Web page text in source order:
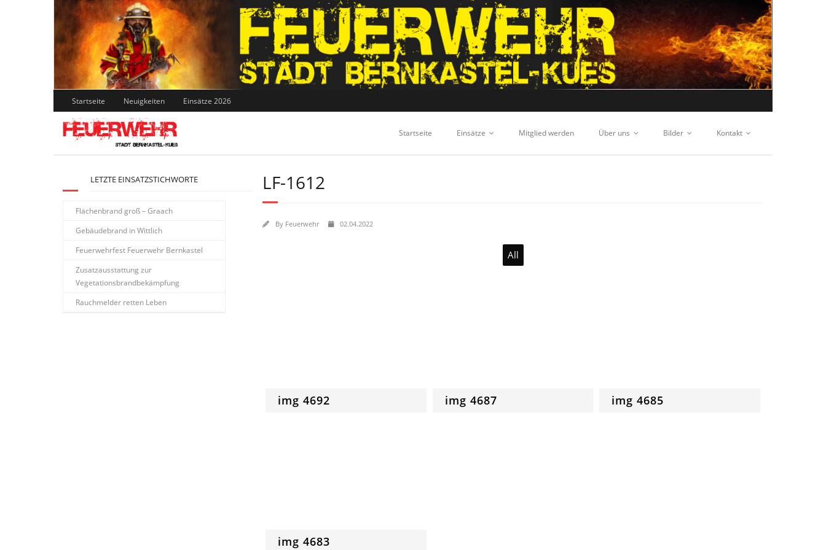
Skip
to
content
Startseite Neuigkeiten Einsätze 2026
Startseite Einsätze Mitglied werden Über uns Bilder Kontakt
LF-1612
By Feuerwehr 02.04.2022
All
img 4692
img 4683
img 4687 img 4685
LETZTE EINSATZSTICHWORTE
Flächenbrand groß – Graach
Gebäudebrand in Wittlich
Feuerwehrfest Feuerwehr Bernkastel
Zusatzausstattung zur
Vegetationsbrandbekämpfung
Rauchmelder retten Leben